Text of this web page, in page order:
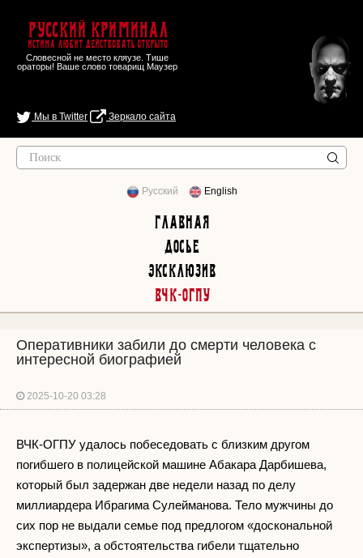
Русский Криминал
Истина любит действовать открыто
Словесной не место кляузе. Тише
ораторы! Ваше слово товарищ Маузер
Мы в Twitter Зеркало сайта
Русский English
Главная
Досье
Эксклюзив
ВЧК-ОГПУ
Оперативники забили до смерти человека с
интересной биографией
2025-10-20 03:28
ВЧК-ОГПУ удалось побеседовать с близким другом
погибшего в полицейской машине Абакара Дарбишева,
который был задержан две недели назад по делу
миллиардера Ибрагима Сулейманова. Тело мужчины до
сих пор не выдали семье под предлогом «доскональной
экспертизы», а обстоятельства гибели тщательно